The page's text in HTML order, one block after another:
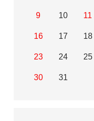
9 10 11
16 17 18
23 24 25
30 31